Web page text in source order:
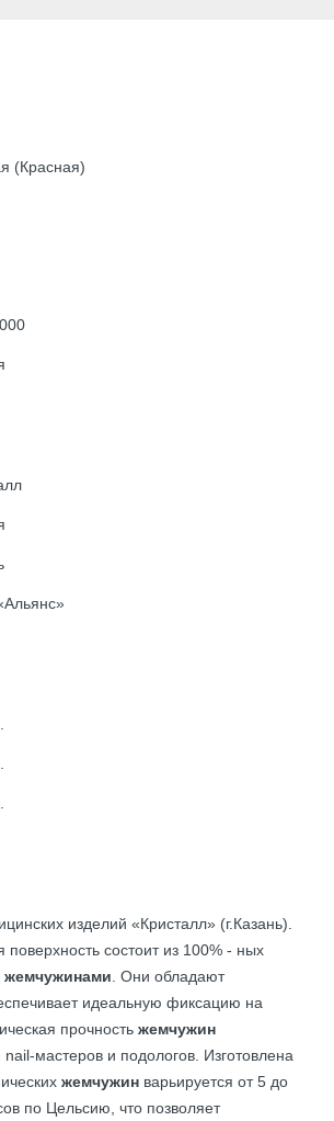
(Красная)
изделий «Кристалл» (г.Казань).
состоит из 100% - ных
жемчужинами . Они обладают
идеальную фиксацию на
прочность жемчужин
мастеров и подологов. Изготовлена
жемчужин варьируется от 5 до
по Цельсию, что позволяет